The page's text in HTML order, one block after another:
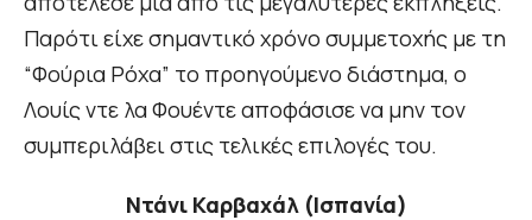
Παρότι είχε σημαντικό χρόνο συμμετοχής με τη
“Φούρια Ρόχα” το προηγούμενο διάστημα, ο
Λουίς ντε λα Φουέντε αποφάσισε να μην τον
συμπεριλάβει στις τελικές επιλογές του.
Ντάνι Καρβαχάλ (Ισπανία)